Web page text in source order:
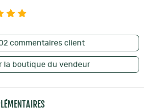
commentaires client
la boutique du vendeur